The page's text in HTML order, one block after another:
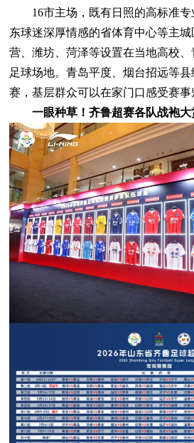
16市主场，既有日照的高标准专
东球迷深厚情感的省体育中心等主
营、潍坊、菏泽等设置在当地高校
足球场地。青岛平度、烟台招远等
赛，基层群众可以在家门口感受赛事
一眼种草！齐鲁超赛各队战袍